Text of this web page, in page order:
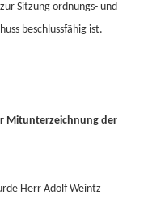
Sitzung ordnungs- und
beschlussfähig ist.
Mitunterzeichnung der
Herr Adolf Weintz